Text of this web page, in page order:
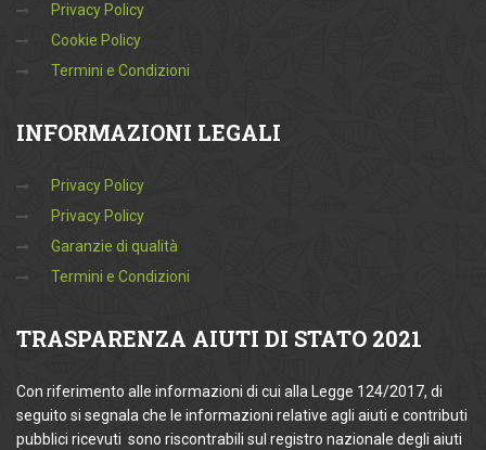
Privacy Policy
Cookie Policy
Termini e Condizioni
INFORMAZIONI LEGALI
Privacy Policy
Privacy Policy
Garanzie di qualità
Termini e Condizioni
TRASPARENZA AIUTI DI STATO 2021
Con riferimento alle informazioni di cui alla Legge 124/2017, di
seguito si segnala che le informazioni relative agli aiuti e contributi
pubblici ricevuti sono riscontrabili sul registro nazionale degli aiuti